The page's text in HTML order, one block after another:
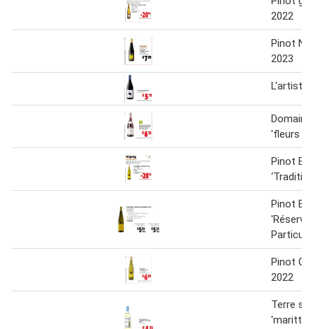
2022
Pinot
2023
L'artiste
'fleurs
Pinot
Pinot
'Réserve
Pinot
2022
Terre